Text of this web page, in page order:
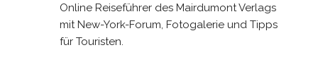
Online Reiseführer des Mairdumont Verlags
mit New-York-Forum, Fotogalerie und Tipps
für Touristen.